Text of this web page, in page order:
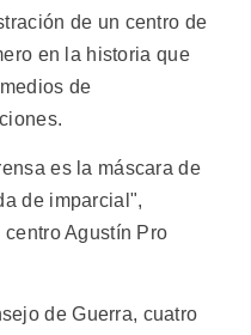
de un centro de
en la historia que
de
es la máscara de
de imparcial",
Agustín Pro
de Guerra, cuatro